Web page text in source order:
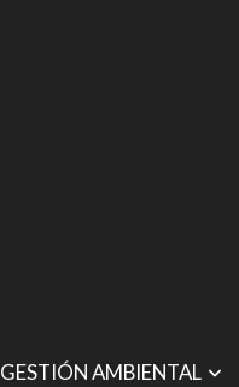
GESTIÓN AMBIENTAL